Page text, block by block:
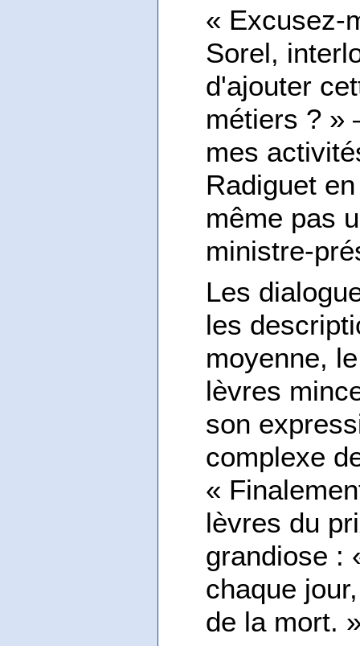
« Excusez-
Sorel,
d'ajouter
métiers ? »
mes
Radiguet
même pas
ministre-
Les
les
moyenne,
lèvres
son
complexe
«
lèvres du
grandiose :
chaque
de la mort.